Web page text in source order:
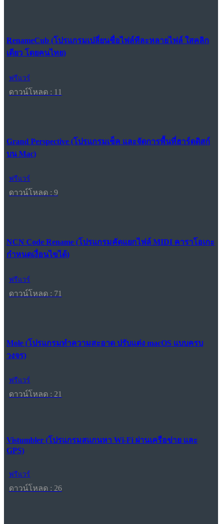
RenameCub (โปรแกรมเปลี่ยนชื่อไฟล์ทีละหลายไฟล์ ใสคลิก
เดียว โดยคนไทย)
ฟรีแวร์
ดาวน์โหลด : 11
Grand Perspective (โปรแกรมเช็ค และจัดการพื้นที่ฮาร์ดดิสก์
บน Mac)
ฟรีแวร์
ดาวน์โหลด : 9
NCN Code Rename (โปรแกรมคัดแยกไฟล์ MIDI คาราโอเกะ
กำหนดเงื่อนไขได้)
ฟรีแวร์
ดาวน์โหลด : 71
Mole (โปรแกรมทำความสะอาด ปรับแต่ง macOS แบบครบ
วงจร)
ฟรีแวร์
ดาวน์โหลด : 21
Vistumbler (โปรแกรมสแกนหา Wi-Fi ผ่านเครือข่าย และ
GPS)
ฟรีแวร์
ดาวน์โหลด : 26